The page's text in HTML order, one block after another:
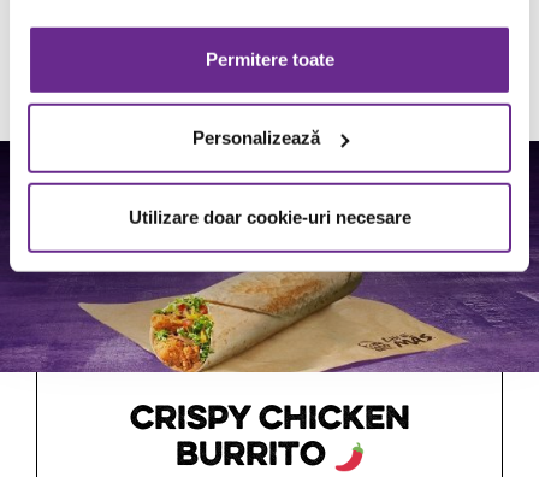
Permitere toate
Personalizează
Utilizare doar cookie-uri necesare
edition.
Order now from Click&Collect
Nutritional values, allergens and product ingredients
CRISPY CHICKEN
BURRITO